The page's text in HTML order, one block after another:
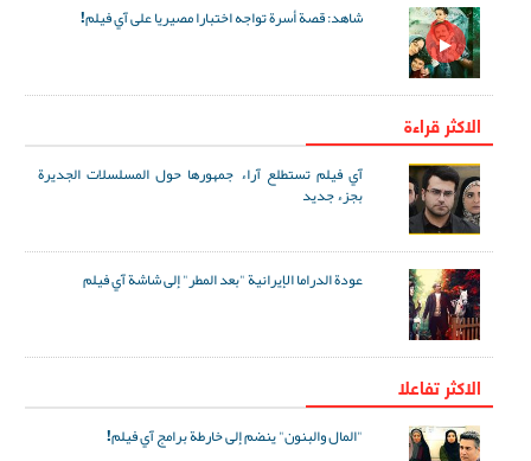
شاهد: قصة أسرة تواجه اختبارا مصيريا على آي فيلم!
الاكثر قراءة
آي فيلم تستطلع آراء جمهورها حول المسلسلات الجديرة
بجزء جديد
عودة الدراما الإيرانية "بعد المطر" إلى شاشة آي فيلم
الاکثر تفاعلا
"المال والبنون" ينضم إلى خارطة برامج آي فيلم!